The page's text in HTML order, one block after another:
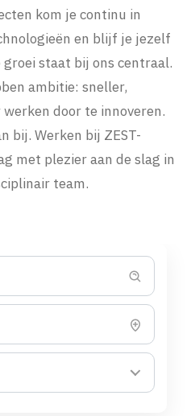
kom je continu in
en blijf je jezelf
staat bij ons centraal.
ambitie: sneller,
door te innoveren.
bij. Werken bij ZEST-
met plezier aan de slag in
team.